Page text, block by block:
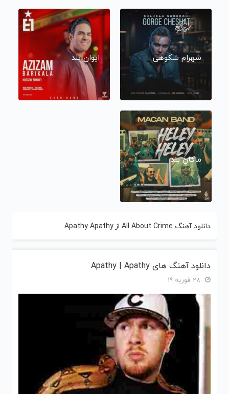
شهرام شکوهی ایوان بند
ماکان بند
دانلود آهنگ All About Crime از Apathy Apathy
دانلود آهنگ های Apathy | Apathy